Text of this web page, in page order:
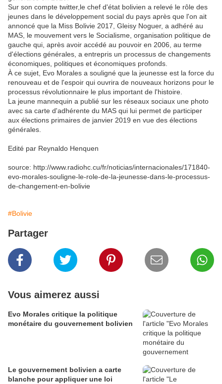
Sur son compte twitter,le chef d'état bolivien a relevé le rôle des
jeunes dans le développement social du pays après que l'on ait
annoncé que la Miss Bolivie 2017, Gleisy Noguer, a adhéré au
MAS, le mouvement vers le Socialisme, organisation politique de
gauche qui, après avoir accédé au pouvoir en 2006, au terme
d'élections générales, a entrepris un processus de changements
économiques, politiques et économiques profonds.
À ce sujet, Evo Morales a souligné que la jeunesse est la force du
renouveau et de l'espoir qui ouvrira de nouveaux horizons pour le
processus révolutionnaire le plus important de l'histoire.
La jeune mannequin a publié sur les réseaux sociaux une photo
avec sa carte d'adhérente du MAS qui lui permet de participer
aux élections primaires de janvier 2019 en vue des élections
générales.
Edité par Reynaldo Henquen
source: http://www.radiohc.cu/fr/noticias/internacionales/171840-
evo-morales-souligne-le-role-de-la-jeunesse-dans-le-processus-
de-changement-en-bolivie
#Bolivie
Partager
Vous aimerez aussi
Evo Morales critique la politique
monétaire du gouvernement bolivien
Le gouvernement bolivien a carte
blanche pour appliquer une loi